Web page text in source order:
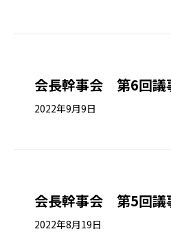
会長幹事会 第6回議
2022年9月9日
会長幹事会 第5回議
2022年8月19日